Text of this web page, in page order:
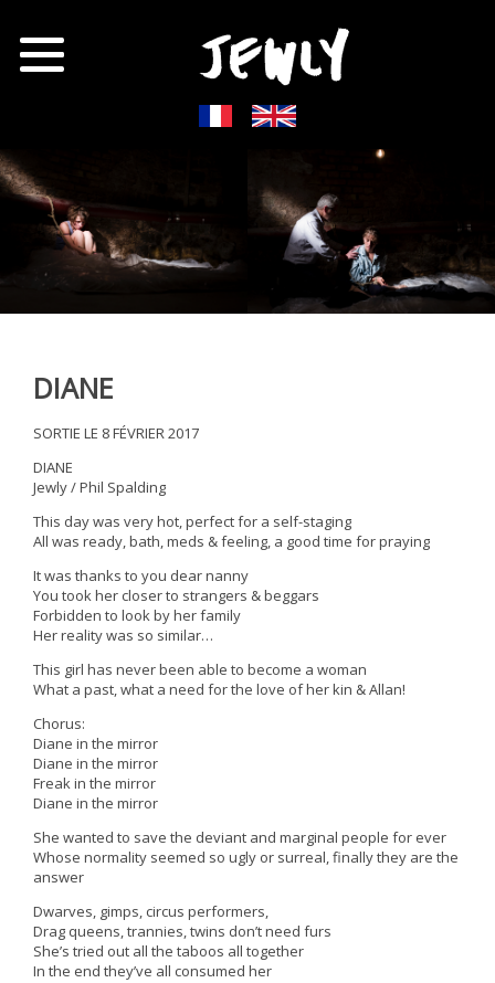
DIANE
SORTIE LE 8 FÉVRIER 2017
DIANE
Jewly / Phil Spalding
This day was very hot, perfect for a self-staging
All was ready, bath, meds & feeling, a good time for praying
It was thanks to you dear nanny
You took her closer to strangers & beggars
Forbidden to look by her family
Her reality was so similar…
This girl has never been able to become a woman
What a past, what a need for the love of her kin & Allan!
Chorus:
Diane in the mirror
Diane in the mirror
Freak in the mirror
Diane in the mirror
She wanted to save the deviant and marginal people for ever
Whose normality seemed so ugly or surreal, finally they are the
answer
Dwarves, gimps, circus performers,
Drag queens, trannies, twins don’t need furs
She’s tried out all the taboos all together
In the end they’ve all consumed her